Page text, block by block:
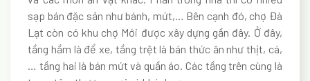
sạp bán đặc sản như bánh, mứt,… Bên cạnh đó, chợ Đà
Lạt còn có khu chợ Mới được xây dựng gần đây. Ở đây,
tầng hầm là để xe, tầng trệt là bán thức ăn như thịt, cá,
… tầng hai là bán mứt và quần áo. Các tầng trên cùng là